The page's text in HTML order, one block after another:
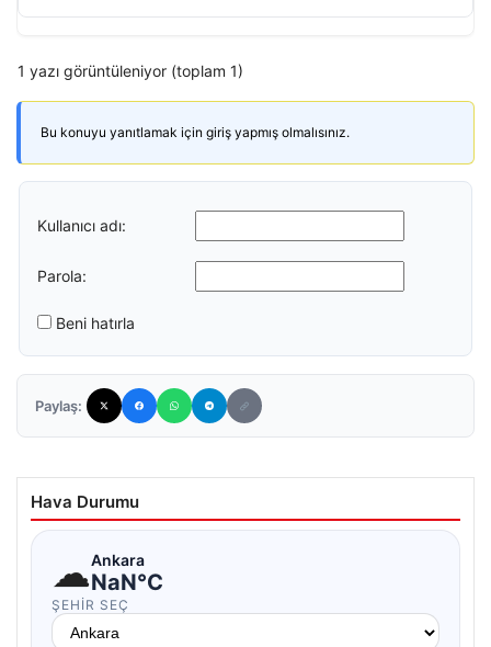
1 yazı görüntüleniyor (toplam 1)
Bu konuyu yanıtlamak için giriş yapmış olmalısınız.
Kullanıcı adı:
Parola:
Beni hatırla
Paylaş:
Hava Durumu
☁Ankara
NaN°C
ŞEHIR SEÇ